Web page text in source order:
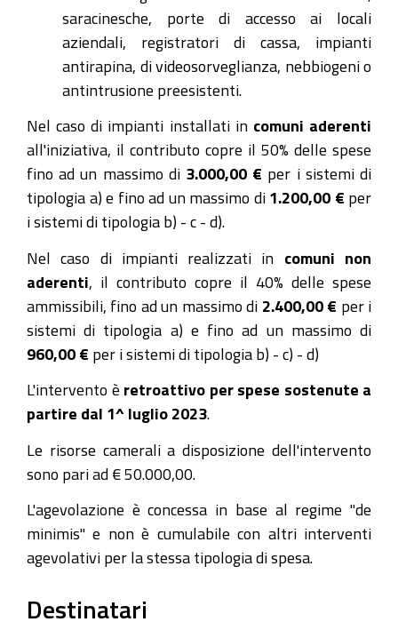
saracinesche, porte di accesso ai locali
aziendali, registratori di cassa, impianti
antirapina, di videosorveglianza, nebbiogeni o
antintrusione preesistenti.
Nel caso di impianti installati in comuni aderenti
all'iniziativa, il contributo copre il 50% delle spese
fino ad un massimo di 3.000,00 € per i sistemi di
tipologia a) e fino ad un massimo di 1.200,00 € per
i sistemi di tipologia b) - c - d).
Nel caso di impianti realizzati in comuni non
aderenti , il contributo copre il 40% delle spese
ammissibili, fino ad un massimo di 2.400,00 € per i
sistemi di tipologia a) e fino ad un massimo di
960,00 € per i sistemi di tipologia b) - c) - d)
L'intervento è retroattivo per spese sostenute a
partire dal 1^ luglio 2023
Le risorse camerali a disposizione dell'intervento
sono pari ad € 50.000,00.
L'agevolazione è concessa in base al regime "de
minimis" e non è cumulabile con altri interventi
agevolativi per la stessa tipologia di spesa.
Destinatari